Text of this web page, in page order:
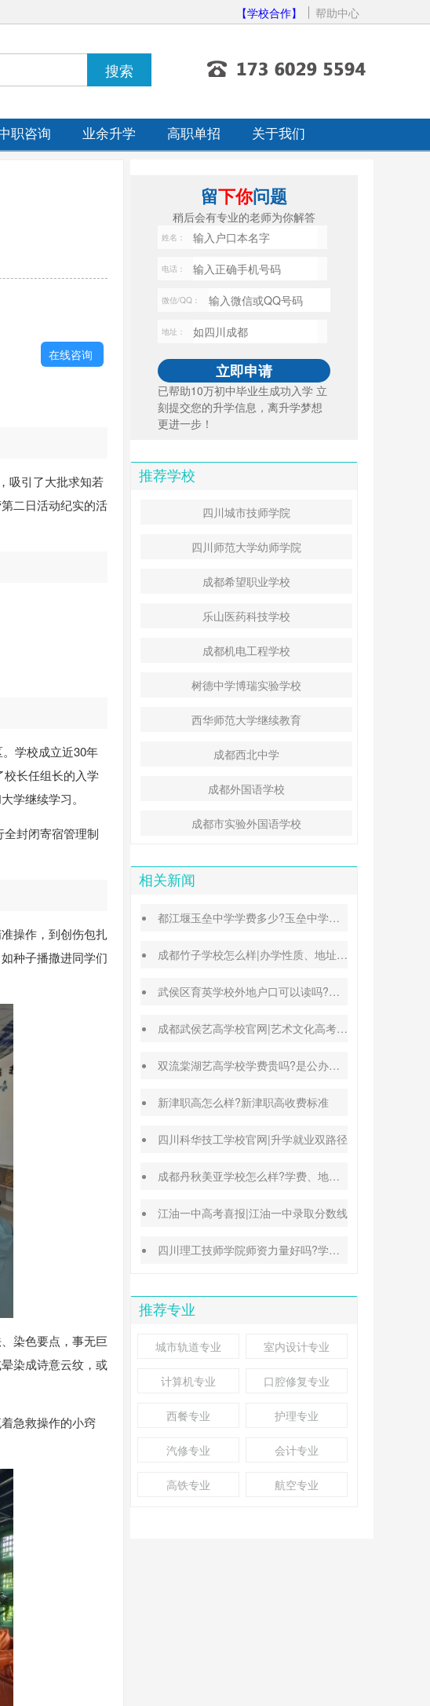
【学校合作】 帮助中心
职咨询 业余升学 高职单招 关于我们
在线咨询
吸引了大批求知若
二日活动纪实的活
学校成立近30年
长任组长的入学
学继续学习。
全封闭寄宿管理制
操作，到创伤包扎
种子播撒进同学们
染色要点，事无巨
染成诗意云纹，或
急救操作的小窍
留下你问题
稍后会有专业的老师为你解答
姓名：
电话：
微信/QQ：
地址：
已帮助10万初中毕业生成功入学 立
刻提交您的升学信息，离升学梦想
更进一步！
推荐学校
四川城市技师学院
四川师范大学幼师学院
成都希望职业学校
乐山医药科技学校
成都机电工程学校
树德中学博瑞实验学校
西华师范大学继续教育
成都西北中学
成都外国语学校
成都市实验外国语学校
相关新闻
都江堰玉垒中学学费多少?玉垒中学录取分数线
成都竹子学校怎么样|办学性质、地址、学费汇总
武侯区育英学校外地户口可以读吗?转学插班条件
成都武侯艺高学校官网|艺术文化高考班能高考吗
双流棠湖艺高学校学费贵吗?是公办还是民办
新津职高怎么样?新津职高收费标准
四川科华技工学校官网|升学就业双路径
成都丹秋美亚学校怎么样?学费、地址、办学特色汇总
江油一中高考喜报|江油一中录取分数线
四川理工技师学院师资力量好吗?学校地址在哪里
推荐专业
城市轨道专业 室内设计专业
计算机专业 口腔修复专业
西餐专业 护理专业
汽修专业 会计专业
高铁专业 航空专业